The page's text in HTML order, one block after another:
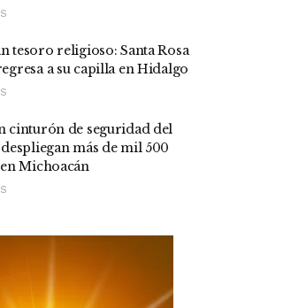
tesoro religioso: Santa Rosa
a su capilla en Hidalgo
cinturón de seguridad del
despliegan más de mil 500
Michoacán